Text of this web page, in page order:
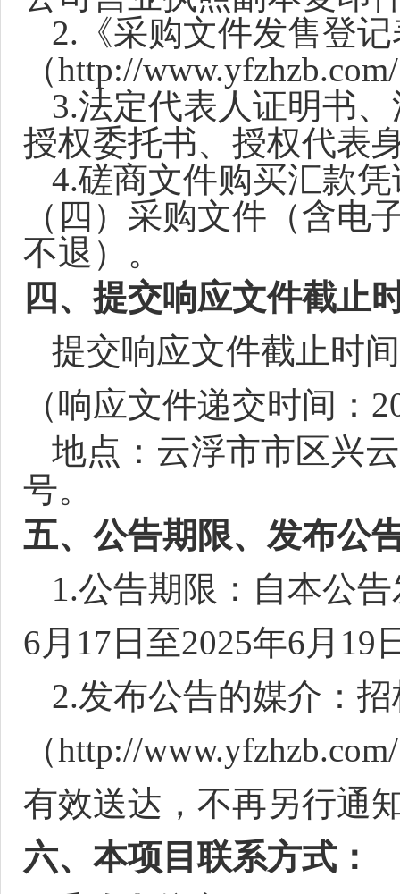
2.《采购文件发售登
（http://www.yfzhzb.com/
3.法定代表人证明书
授权委托书、授权代表
4.磋商文件购买汇款
（ 四 ） 采购文件 （含电
不退） 。
四 、提交响应文件截止
提交响应文件截止时
（响应文件递交时间：
地点：云浮市市区兴
号。
五、 公告期限、发布公
1.公告期限：自本公
6月 17 日 至2025年6月 19
2.发布公告的媒介：
（http://
有效送达，不再另行通
六、 本项目联系方式：